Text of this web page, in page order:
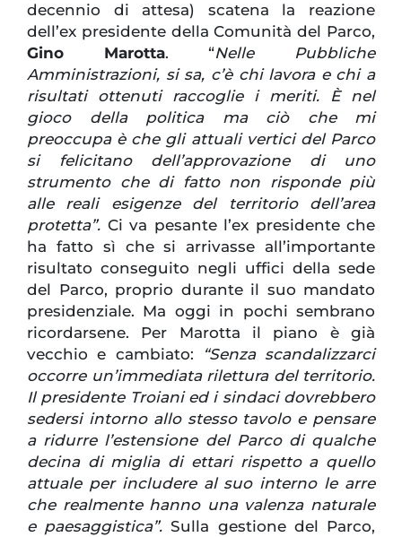
decennio di attesa) scatena la reazione
dell’ex presidente della Comunità del Parco,
Gino Marotta. “Nelle Pubbliche
Amministrazioni, si sa, c’è chi lavora e chi a
risultati ottenuti raccoglie i meriti. È nel
gioco della politica ma ciò che mi
preoccupa è che gli attuali vertici del Parco
si felicitano dell’approvazione di uno
strumento che di fatto non risponde più
alle reali esigenze del territorio dell’area
protetta”. Ci va pesante l’ex presidente che
ha fatto sì che si arrivasse all’importante
risultato conseguito negli uffici della sede
del Parco, proprio durante il suo mandato
presidenziale. Ma oggi in pochi sembrano
ricordarsene. Per Marotta il piano è già
vecchio e cambiato:
“Senza scandalizzarci
occorre un’immediata rilettura del territorio.
Il presidente Troiani ed i sindaci dovrebbero
sedersi intorno allo stesso tavolo e pensare
a ridurre l’estensione del Parco di qualche
decina di miglia di ettari rispetto a quello
attuale per includere al suo interno le arre
che realmente hanno una valenza naturale
e paesaggistica”. Sulla gestione del Parco,